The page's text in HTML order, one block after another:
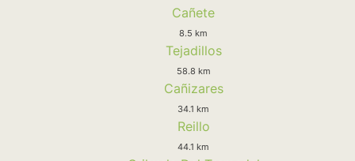
Cañete
8.5 km
Tejadillos
58.8 km
Cañizares
34.1 km
Reillo
44.1 km